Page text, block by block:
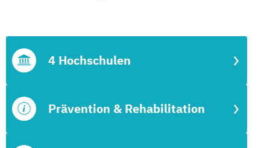
Prävention & Rehabilitation
4 Hochschulen